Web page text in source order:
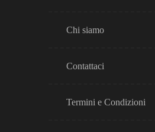
Chi siamo
Contattaci
Termini e Condizioni